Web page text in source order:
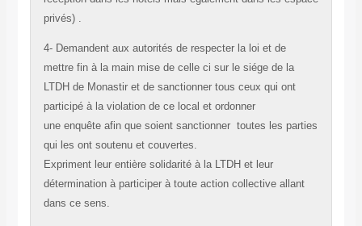
privés) .
4- Demandent aux autorités de respecter la loi et de
mettre fin à la main mise de celle ci sur le siége de la
LTDH de Monastir et de sanctionner tous ceux qui ont
participé à la violation de ce local et ordonner
une enquête afin que soient sanctionner toutes les parties
qui les ont soutenu et couvertes.
Expriment leur entière solidarité à la LTDH et leur
détermination à participer à toute action collective allant
dans ce sens.